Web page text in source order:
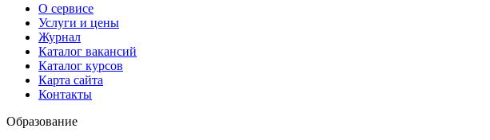
О сервисе
Услуги и цены
Журнал
Каталог вакансий
Каталог курсов
Карта сайта
Контакты
Образование